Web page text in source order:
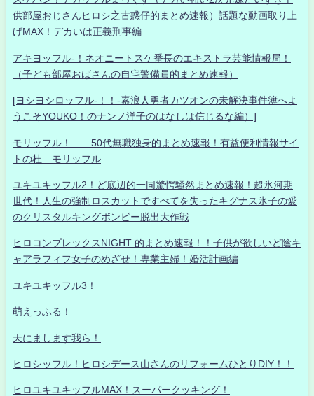
供部屋おじさんヒロシ之古惑仔的まとめ速報）話題な動画取り上
げMAX！デカいは正義刑事編
アキヨッフル-！ネオニートスケ番長のエキストラ芸能情報局！
（子ども部屋おばさんの自宅警備員的まとめ速報）
[ヨシヨシロッフル-！！-素浪人勇者カツオンの未解決事件簿へよ
うこそYOUKO！のナンノ洋子のはなしは信じるな編）]
モリッフル！ 50代無職独身的まとめ速報！有益便利情報サイ
トの杜 モリッフル
ユキユキッフル2！ど底辺的一同驚愕騒然まとめ速報！超氷河期
世代！人生の強制ロスカットですべてを失ったキグナス氷子の愛
のクリスタルキングボンビー脱出大作戦
ヒロコンプレックスNIGHT 的まとめ速報！！子供が欲しいど陰キ
ャアラフィフ女子のめざせ！専業主婦！婚活計画編
ユキユキッフル3！
萌えっふる！
天にまします我ら！
ヒロシッフル！ヒロシデース山さんのリフォームひとりDIY！！
ヒロユキユキッフルMAX！スーパークッキング！